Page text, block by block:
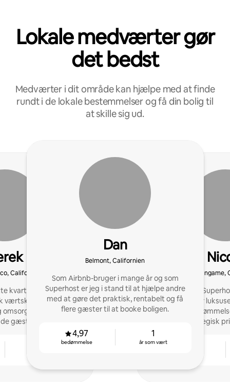
Lokale medværter gør
det bedst
Medværter i dit område kan hjælpe med at finde
rundt i de lokale bestemmelser og få din bolig til
at skille sig ud.
Californien
kvartaler, der tilbyder
værtskab med tydelig
for din bolig,
gæsteoplevelser.
Dan
Belmont, Californien
Som Airbnb-bruger i mange år og som
Superhost er jeg i stand til at hjælpe andre
med at gøre det praktisk, rentabelt og få
flere gæster til at booke boligen.
4,97
bedømmelse
1
år som vært
Jeg har været
administrerer
stjernede
mig i strategisk